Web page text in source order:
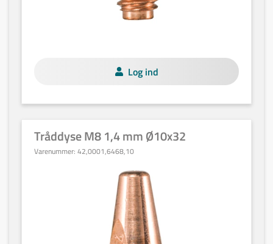
Log ind
Tråddyse M8 1,4 mm Ø10x32
Varenummer: 42,0001,6468,10